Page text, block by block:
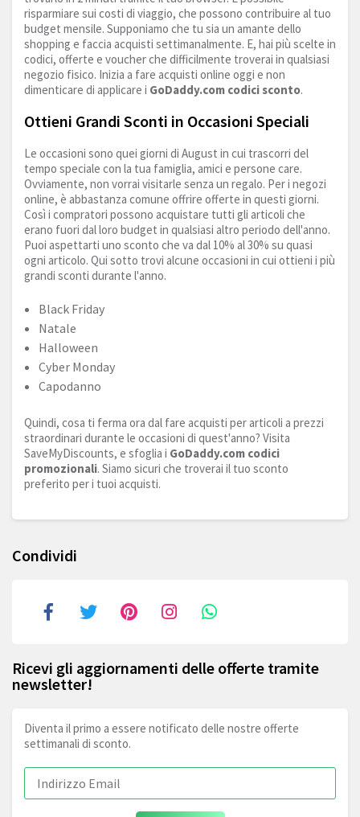
risparmiare sui costi di viaggio, che possono contribuire al tuo
budget mensile. Supponiamo che tu sia un amante dello
shopping e faccia acquisti settimanalmente. E, hai più scelte in
codici, offerte e voucher che difficilmente troverai in qualsiasi
negozio fisico. Inizia a fare acquisti online oggi e non
dimenticare di applicare i GoDaddy.com codici sconto.
Ottieni Grandi Sconti in Occasioni Speciali
Le occasioni sono quei giorni di August in cui trascorri del
tempo speciale con la tua famiglia, amici e persone care.
Ovviamente, non vorrai visitarle senza un regalo. Per i negozi
online, è abbastanza comune offrire offerte in questi giorni.
Così i compratori possono acquistare tutti gli articoli che
erano fuori dal loro budget in qualsiasi altro periodo dell'anno.
Puoi aspettarti uno sconto che va dal 10% al 30% su quasi
ogni articolo. Qui sotto trovi alcune occasioni in cui ottieni i più
grandi sconti durante l'anno.
Black Friday
Natale
Halloween
Cyber Monday
Capodanno
Quindi, cosa ti ferma ora dal fare acquisti per articoli a prezzi
straordinari durante le occasioni di quest'anno? Visita
SaveMyDiscounts, e sfoglia i GoDaddy.com codici
promozionali. Siamo sicuri che troverai il tuo sconto
preferito per i tuoi acquisti.
Condividi
Ricevi gli aggiornamenti delle offerte tramite
newsletter!
Diventa il primo a essere notificato delle nostre offerte
settimanali di sconto.